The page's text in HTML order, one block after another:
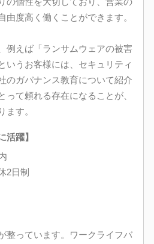
由度高く働くことができます。
例えば「ランサムウェアの被害
いうお客様には、セキュリティ
のガバナンス教育について紹介
って頼れる存在になることが、
ます。
活躍】
2日制
整っています。ワークライフバ